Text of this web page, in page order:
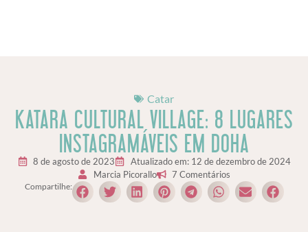
Catar
KATARA CULTURAL VILLAGE: 8 LUGARES
INSTAGRAMÁVEIS EM DOHA
8 de agosto de 2023
Atualizado em: 12 de dezembro de 2024
Marcia Picorallo
7 Comentários
Compartilhe: